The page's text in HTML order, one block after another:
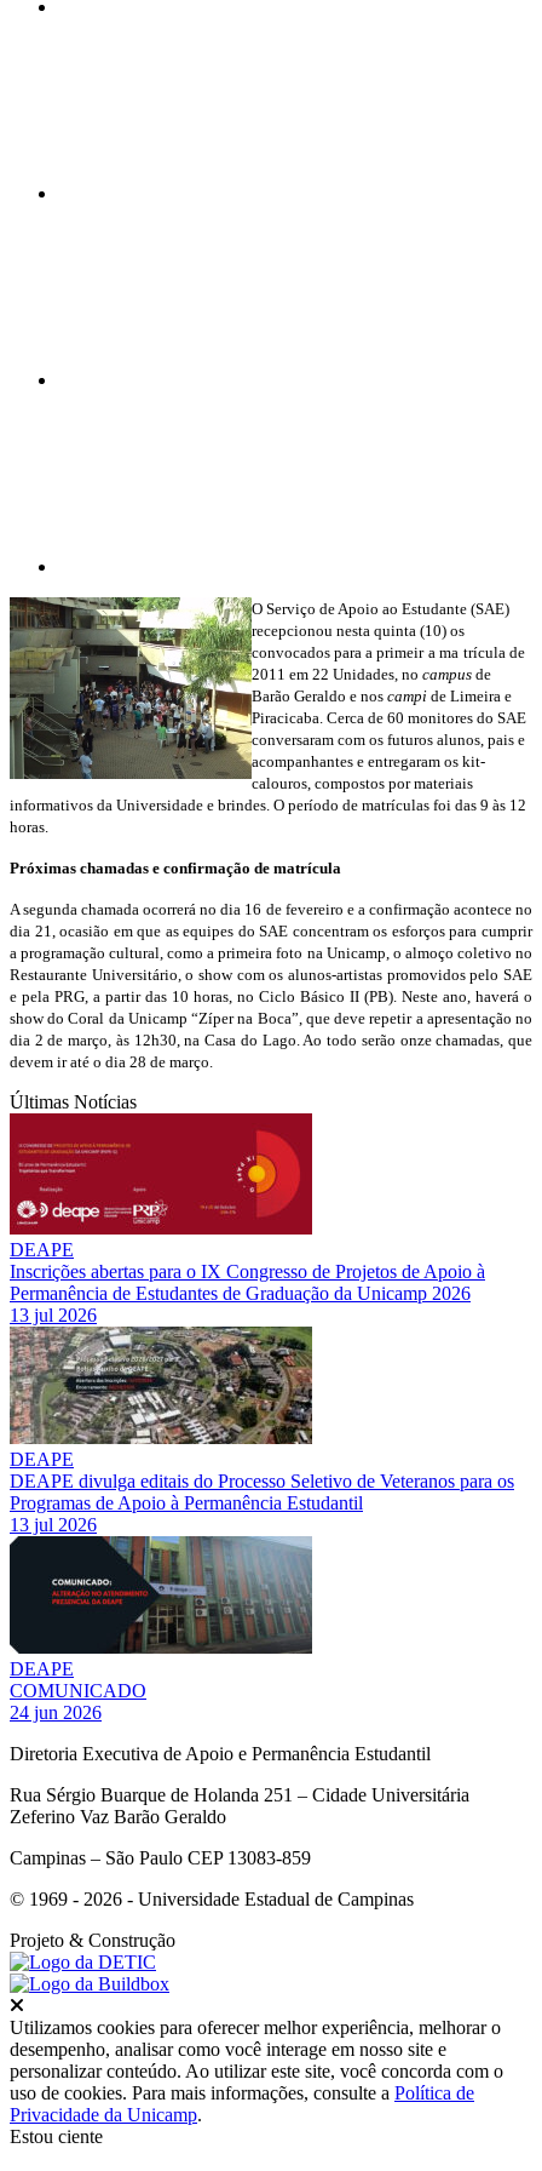
O Serviço de Apoio ao Estudante (SAE)
recepcionou nesta quinta (10) os
convocados para a primeir a ma trícula de
2011 em 22 Unidades, no campus de
Barão Geraldo e nos campi de Limeira e
Piracicaba. Cerca de 60 monitores do SAE
conversaram com os futuros alunos, pais e
acompanhantes e entregaram os kit-
calouros , compostos por materiais
informativos da Universidade e brindes. O período de matrículas foi das 9 às 12
horas.
Próximas chamadas e confirmação de matrícula
A segunda chamada ocorrerá no dia 16 de fevereiro e a confirmação acontece no
dia 21, ocasião em que as equipes do SAE concentram os esforços para cumprir
a programação cultural, como a primeira foto na Unicamp, o almoço coletivo no
Restaurante Universitário, o show com os alunos-artistas promovidos pelo SAE
e pela PRG, a partir das 10 horas, no Ciclo Básico II (PB). Neste ano, haverá o
show do Coral da Unicamp “Zíper na Boca”, que deve repetir a apresentação no
dia 2 de março, às 12h30, na Casa do Lago. Ao todo serão onze chamadas, que
devem ir até o dia 28 de março.
Últimas Notícias
DEAPE
Inscrições abertas para o IX Congresso de Projetos de Apoio à
Permanência de Estudantes de Graduação da Unicamp 2026
13 jul 2026
DEAPE
DEAPE divulga editais do Processo Seletivo de Veteranos para os
Programas de Apoio à Permanência Estudantil
13 jul 2026
DEAPE
COMUNICADO
24 jun 2026
Diretoria Executiva de Apoio e Permanência Estudantil
Rua Sérgio Buarque de Holanda 251 – Cidade Universitária
Zeferino Vaz Barão Geraldo
Campinas – São Paulo CEP 13083-859
© 1969 - 2026 - Universidade Estadual de Campinas
Projeto & Construção
Utilizamos cookies para oferecer melhor experiência, melhorar o
desempenho, analisar como você interage em nosso site e
personalizar conteúdo. Ao utilizar este site, você concorda com o
uso de cookies. Para mais informações, consulte a Política de
Privacidade da Unicamp.
Estou ciente